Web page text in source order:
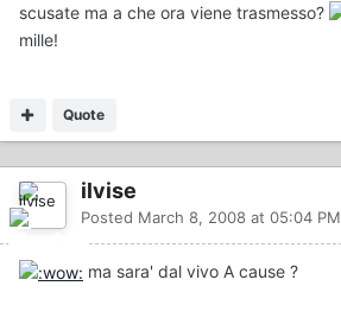
scusate ma a che ora viene trasmesso?
mille!
Quote
ilvise
Posted March 8, 2008 at 05:04 PM
ma sara' dal vivo A cause ?